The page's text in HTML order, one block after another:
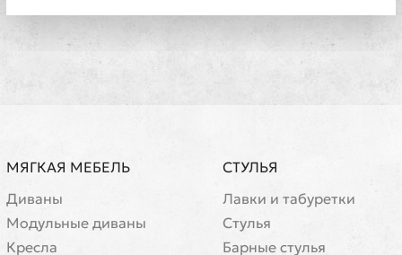
МЯГКАЯ МЕБЕЛЬ
Диваны
Модульные диваны
Кресла
СТУЛЬЯ
Лавки и табуретки
Стулья
Барные стулья